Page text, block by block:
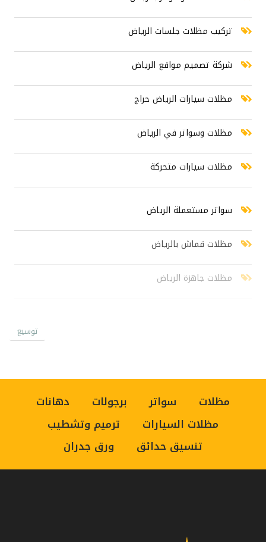
تركيب مظلات جلسات الرياض
شركة تصميم مواقع الرياض
مظلات سيارات الرياض حراج
مظلات وسواتر في الرياض
مظلات سيارات متحركة
سواتر مستعملة الرياض
مظلات قماش بالرياض
مظلات جاهزة الرياض
اسعار السواتر جديد
سواتر بلاستيك
مظلات سيارات
توسيع
مظلات سواتر برجولات
دهانات
مظلات السيارات
ترميم وتشطيب
تنسيق حدائق
ورق جدران